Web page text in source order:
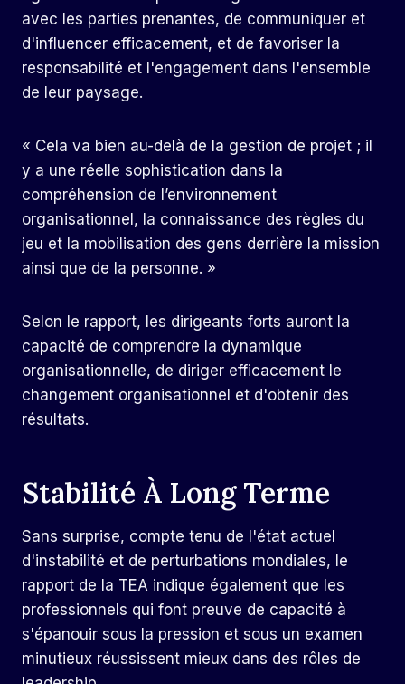
avec les parties prenantes, de communiquer et
d'influencer efficacement, et de favoriser la
responsabilité et l'engagement dans l'ensemble
de leur paysage.
« Cela va bien au-delà de la gestion de projet ; il
y a une réelle sophistication dans la
compréhension de l’environnement
organisationnel, la connaissance des règles du
jeu et la mobilisation des gens derrière la mission
ainsi que de la personne. »
Selon le rapport, les dirigeants forts auront la
capacité de comprendre la dynamique
organisationnelle, de diriger efficacement le
changement organisationnel et d'obtenir des
résultats.
Stabilité À Long Terme
Sans surprise, compte tenu de l'état actuel
d'instabilité et de perturbations mondiales, le
rapport de la TEA indique également que les
professionnels qui font preuve de capacité à
s'épanouir sous la pression et sous un examen
minutieux réussissent mieux dans des rôles de